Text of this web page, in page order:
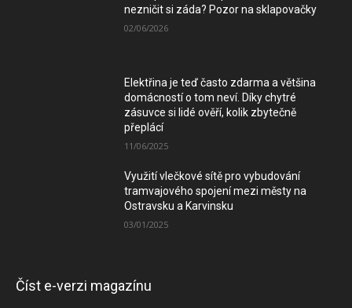
nezničit si záda? Pozor na sklapovačky
02/06/2026
Elektřina je teď často zdarma a většina
domácností o tom neví. Díky chytré
zásuvce si lidé ověří, kolik zbytečně
přeplácí
11/06/2025
Využití vlečkové sítě pro vybudování
tramvajového spojení mezi městy na
Ostravsku a Karvinsku
03/01/2025
Číst e-verzi magazínu